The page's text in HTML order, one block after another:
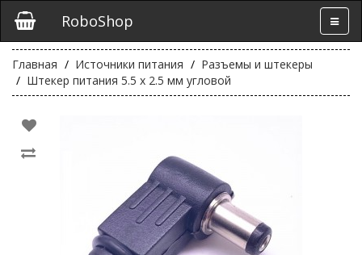
RoboShop
Главная Источники питания
Разъемы и штекеры
Штекер питания 5.5 х 2.5 мм угловой